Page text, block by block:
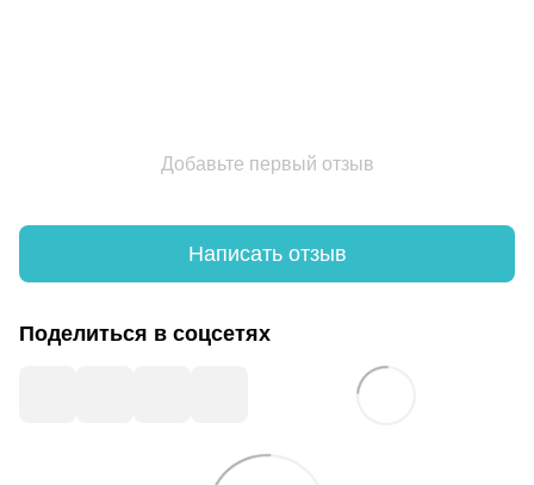
Добавьте первый отзыв
Написать отзыв
Поделиться в соцсетях